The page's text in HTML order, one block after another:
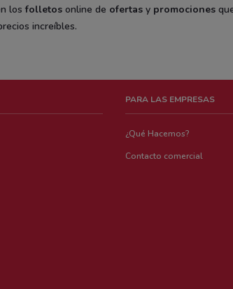
losfolletos online de ofertas y promociones
increíbles.
PARA LAS EMPRESAS
¿Qué Hacemos?
Contacto comercial